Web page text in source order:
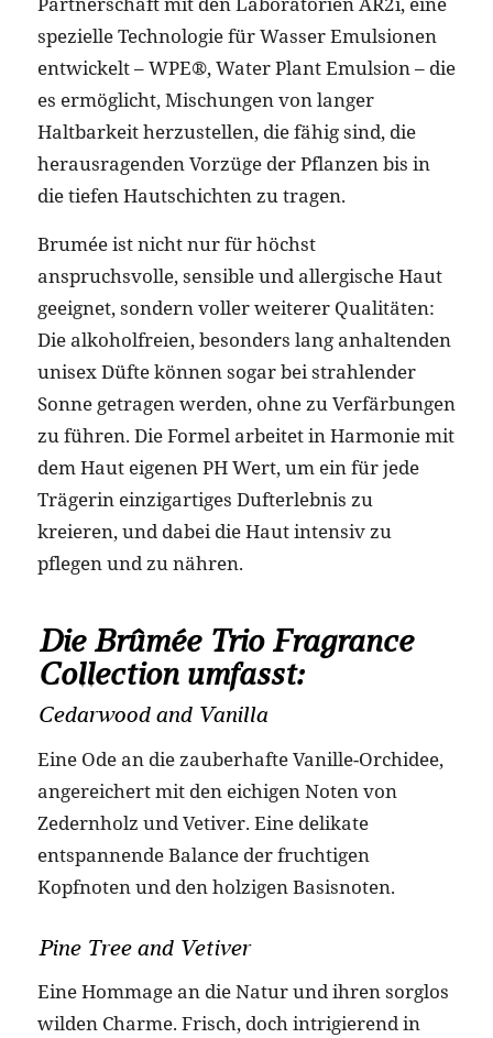
spezielle Technologie für Wasser Emulsionen
entwickelt – WPE®, Water Plant Emulsion – die
es ermöglicht, Mischungen von langer
Haltbarkeit herzustellen, die fähig sind, die
herausragenden Vorzüge der Pflanzen bis in
die tiefen Hautschichten zu tragen.
Brumée ist nicht nur für höchst
anspruchsvolle, sensible und allergische Haut
geeignet, sondern voller weiterer Qualitäten:
Die alkoholfreien, besonders lang anhaltenden
unisex Düfte können sogar bei strahlender
Sonne getragen werden, ohne zu Verfärbungen
zu führen. Die Formel arbeitet in Harmonie mit
dem Haut eigenen PH Wert, um ein für jede
Trägerin einzigartiges Dufterlebnis zu
kreieren, und dabei die Haut intensiv zu
pflegen und zu nähren.
Die Brûmée Trio Fragrance
Collection umfasst:
Cedarwood and Vanilla
Eine Ode an die zauberhafte Vanille-Orchidee,
angereichert mit den eichigen Noten von
Zedernholz und Vetiver. Eine delikate
entspannende Balance der fruchtigen
Kopfnoten und den holzigen Basisnoten.
Pine Tree and Vetiver
Eine Hommage an die Natur und ihren sorglos
wilden Charme. Frisch, doch intrigierend in